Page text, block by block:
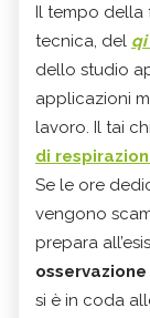
Il tempo della
tecnica, del
dello studio
applicazioni
lavoro. Il tai
di
Se le ore
vengono
prepara
si è in coda